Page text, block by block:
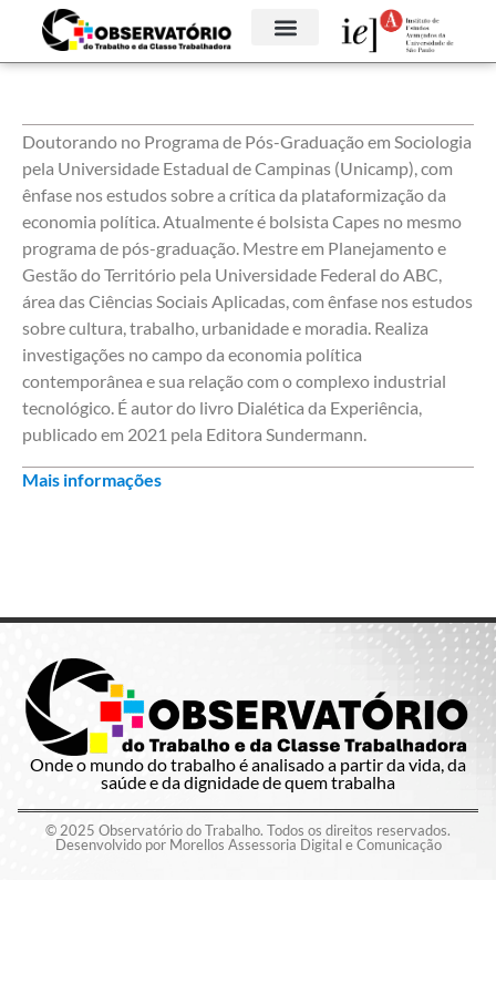
Doutorando no Programa de Pós-Graduação em Sociologia
pela Universidade Estadual de Campinas (Unicamp), com
ênfase nos estudos sobre a crítica da plataformização da
economia política. Atualmente é bolsista Capes no mesmo
programa de pós-graduação. Mestre em Planejamento e
Gestão do Território pela Universidade Federal do ABC,
área das Ciências Sociais Aplicadas, com ênfase nos estudos
sobre cultura, trabalho, urbanidade e moradia. Realiza
investigações no campo da economia política
contemporânea e sua relação com o complexo industrial
tecnológico. É autor do livro Dialética da Experiência,
publicado em 2021 pela Editora Sundermann.
Mais informações
Onde o mundo do trabalho é analisado a partir da vida, da
saúde e da dignidade de quem trabalha
© 2025 Observatório do Trabalho. Todos os direitos reservados.
Desenvolvido por Morellos Assessoria Digital e Comunicação